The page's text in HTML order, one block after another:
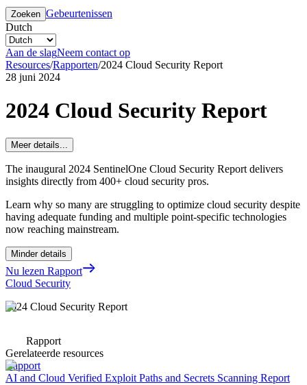
Zoeken Gebeurtenissen
Dutch
Aan de slagNeem contact op
Resources/Rapporten/2024 Cloud Security Report
28 juni 2024
2024 Cloud Security Report
Meer details...
The inaugural 2024 SentinelOne Cloud Security Report delivers
insights directly from 400+ cloud security pros.
Learn why so many are struggling to optimize cloud security despite
having adequate funding and multiple point-specific technologies
now reaching mainstream.
Minder details
Nu lezen Rapport
Cloud Security
2024 Cloud Security Report
Rapport
Gerelateerde resources
Rapport
AI and Cloud Verified Exploit Paths and Secrets Scanning Report